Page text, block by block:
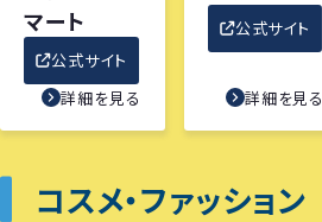
マート
公式サイト
詳細を見る
公式サイト
詳細を見る
コスメ・ファッション